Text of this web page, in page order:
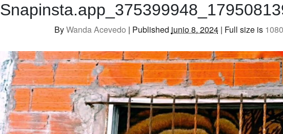
ByWanda Acevedo | Published junio 8, 2024 | Full size is